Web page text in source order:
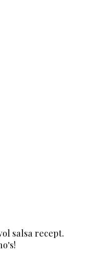
salsa recept.